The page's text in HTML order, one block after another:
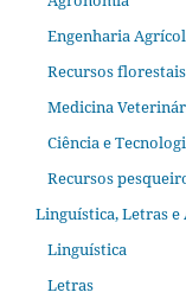
Engenharia
Recursos
Medicina
Ciência e
Recursos
Linguística, Letras e
Linguística
Letras